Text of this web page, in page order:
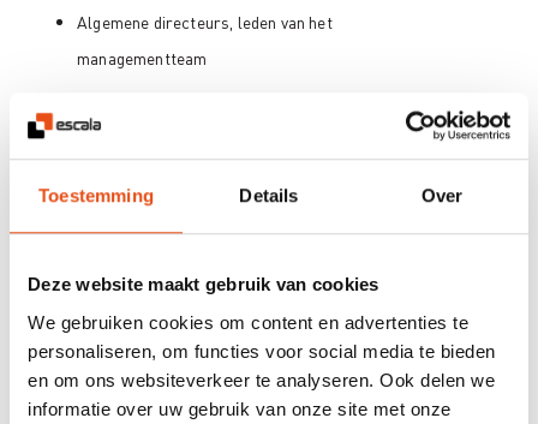
Toestemming Details Over
Deze website maakt gebruik van cookies
We gebruiken cookies om content en advertenties te
personaliseren, om functies voor social media te bieden
en om ons websiteverkeer te analyseren. Ook delen we
informatie over uw gebruik van onze site met onze
Algemene directeurs, leden van het
managementteam
Methodologie
kennisoverdracht en
intense interactie
tussen en met de
deelnemers.
Want ... er is zeerveel expertise voorhanden bij de
ervaren deelnemers.